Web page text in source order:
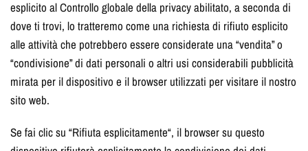
esplicito al Controllo globale della privacy abilitato, a seconda di
dove ti trovi, lo tratteremo come una richiesta di rifiuto esplicito
alle attività che potrebbero essere considerate una “vendita” o
“condivisione” di dati personali o altri usi considerabili pubblicità
mirata per il dispositivo e il browser utilizzati per visitare il nostro
sito web.
Se fai clic su “Rifiuta esplicitamente“, il browser su questo